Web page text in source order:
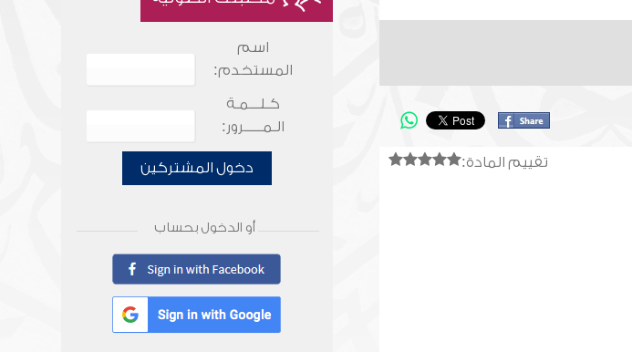
تقييم المادة:
اسم
المستخدم:
كـلـــمـة
الـمـــــرور:
دخول المشتركين
أو الدخول بحساب